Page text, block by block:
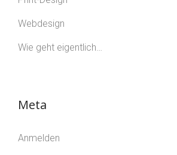
Webdesign
Wie geht eigentlich…
Meta
Anmelden